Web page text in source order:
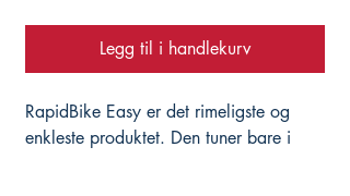
Legg til i handlekurv
RapidBike Easy er det rimeligste og
enkleste produktet. Den tuner bare i